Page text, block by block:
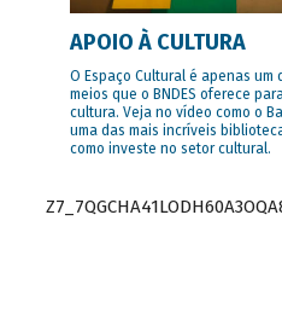
APOIO À CULTURA
O Espaço Cultural é apenas um
meios que o BNDES oferece
cultura. Veja no vídeo como o
uma das mais incríveis
como investe no setor cultural.